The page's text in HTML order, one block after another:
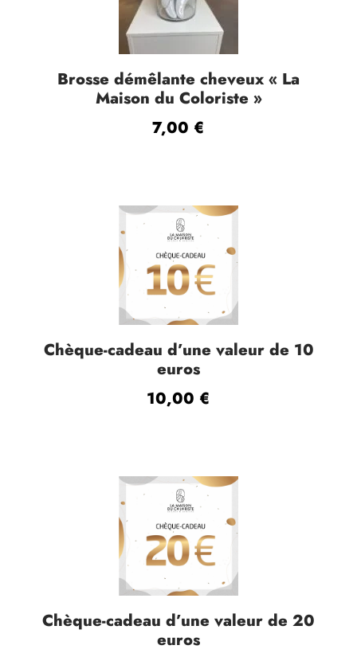
Brosse démêlante cheveux « La
Maison du Coloriste »
7,00 €
Chèque-cadeau d’une valeur de 10
euros
10,00 €
Chèque-cadeau d’une valeur de 20
euros